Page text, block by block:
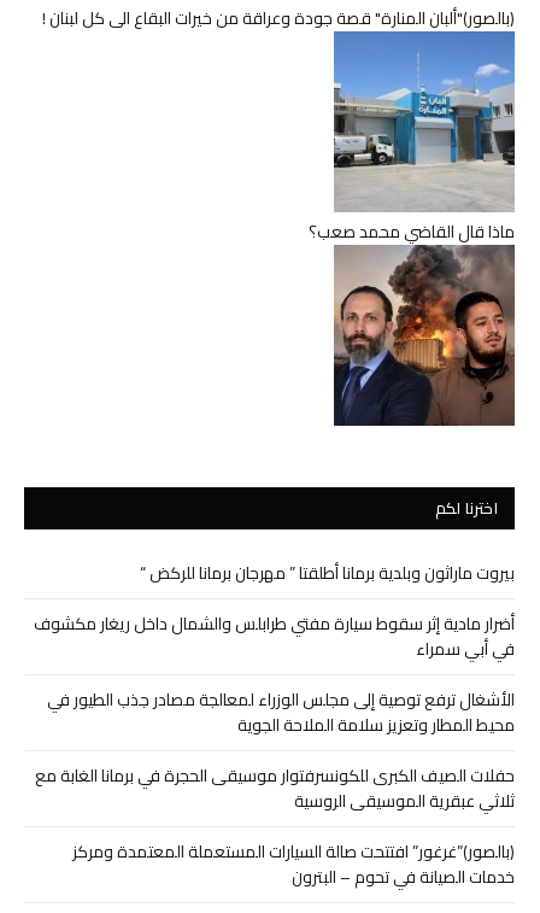
(بالصور)"ألبان المنارة" قصة جودة وعراقة من خيرات البقاع الى كل لبنان !
ماذا قال القاضي محمد صعب؟
اخترنا لكم
بيروت ماراثون وبلدية برمانا أطلقتا ” مهرجان برمانا للركض “
أضرار مادية إثر سقوط سيارة مفتي طرابلس والشمال داخل ريغار مكشوف
في أبي سمراء
الأشغال ترفع توصية إلى مجلس الوزراء لمعالجة مصادر جذب الطيور في
محيط المطار وتعزيز سلامة الملاحة الجوية
حفلات الصيف الكبرى للكونسرفتوار موسيقى الحجرة في برمانا الغابة مع
ثلاثي عبقرية الموسيقى الروسية
(بالصور)”غرغور” افتتحت صالة السيارات المستعملة المعتمدة ومركز
خدمات الصيانة في تحوم – البترون